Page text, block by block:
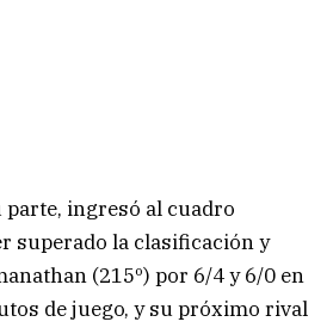
parte, ingresó al cuadro
superado la clasificación y
(215º) por 6/4 y 6/0 en
de juego, y su próximo rival